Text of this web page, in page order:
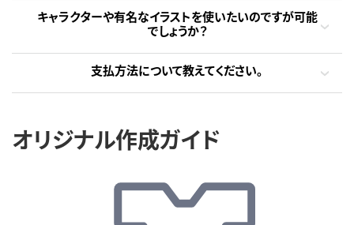
キャラクターや有名なイラストを使いたいのですが可能
でしょうか？
支払方法について教えてください。
オリジナル作成ガイド